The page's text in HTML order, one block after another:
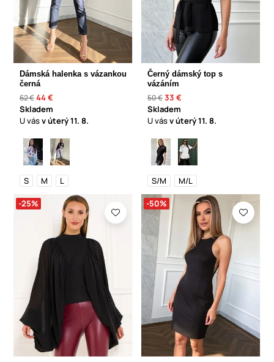
Dámská halenka s vázankou
černá
62 €44 €
Skladem
U vásv úterý11. 8.
S M L
Černý dámský top s
vázáním
50 €33 €
Skladem
U vásv úterý11. 8.
S/M M/L
-25% -50%